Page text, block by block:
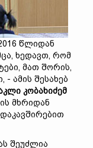
წლიდან
ხედავთ, რომ
მათ შორის,
- ამის შესახებ
კობახიძემ
მხრიდან
შეუძლია